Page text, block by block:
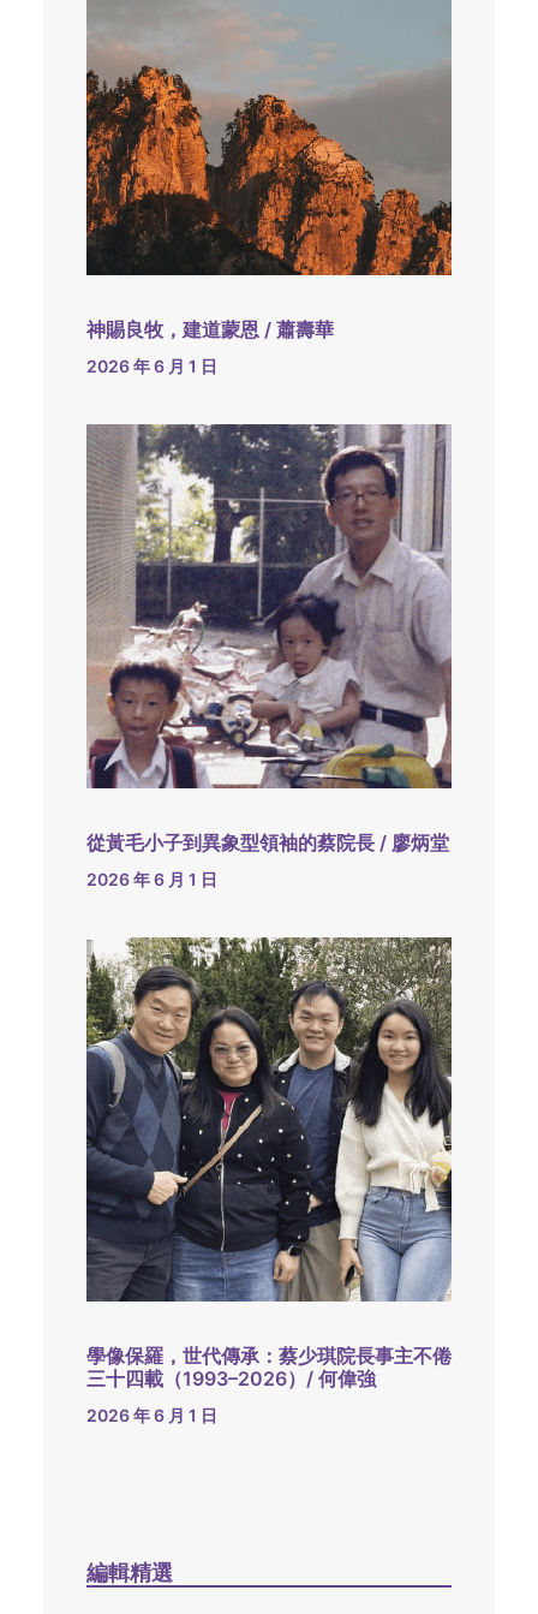
神賜良牧，建道蒙恩 / 蕭壽華
2026 年 6 月 1 日
從黃毛小子到異象型領袖的蔡院長 / 廖炳堂
2026 年 6 月 1 日
學像保羅，世代傳承：蔡少琪院長事主不倦
三十四載（1993–2026）/ 何偉強
2026 年 6 月 1 日
編輯精選